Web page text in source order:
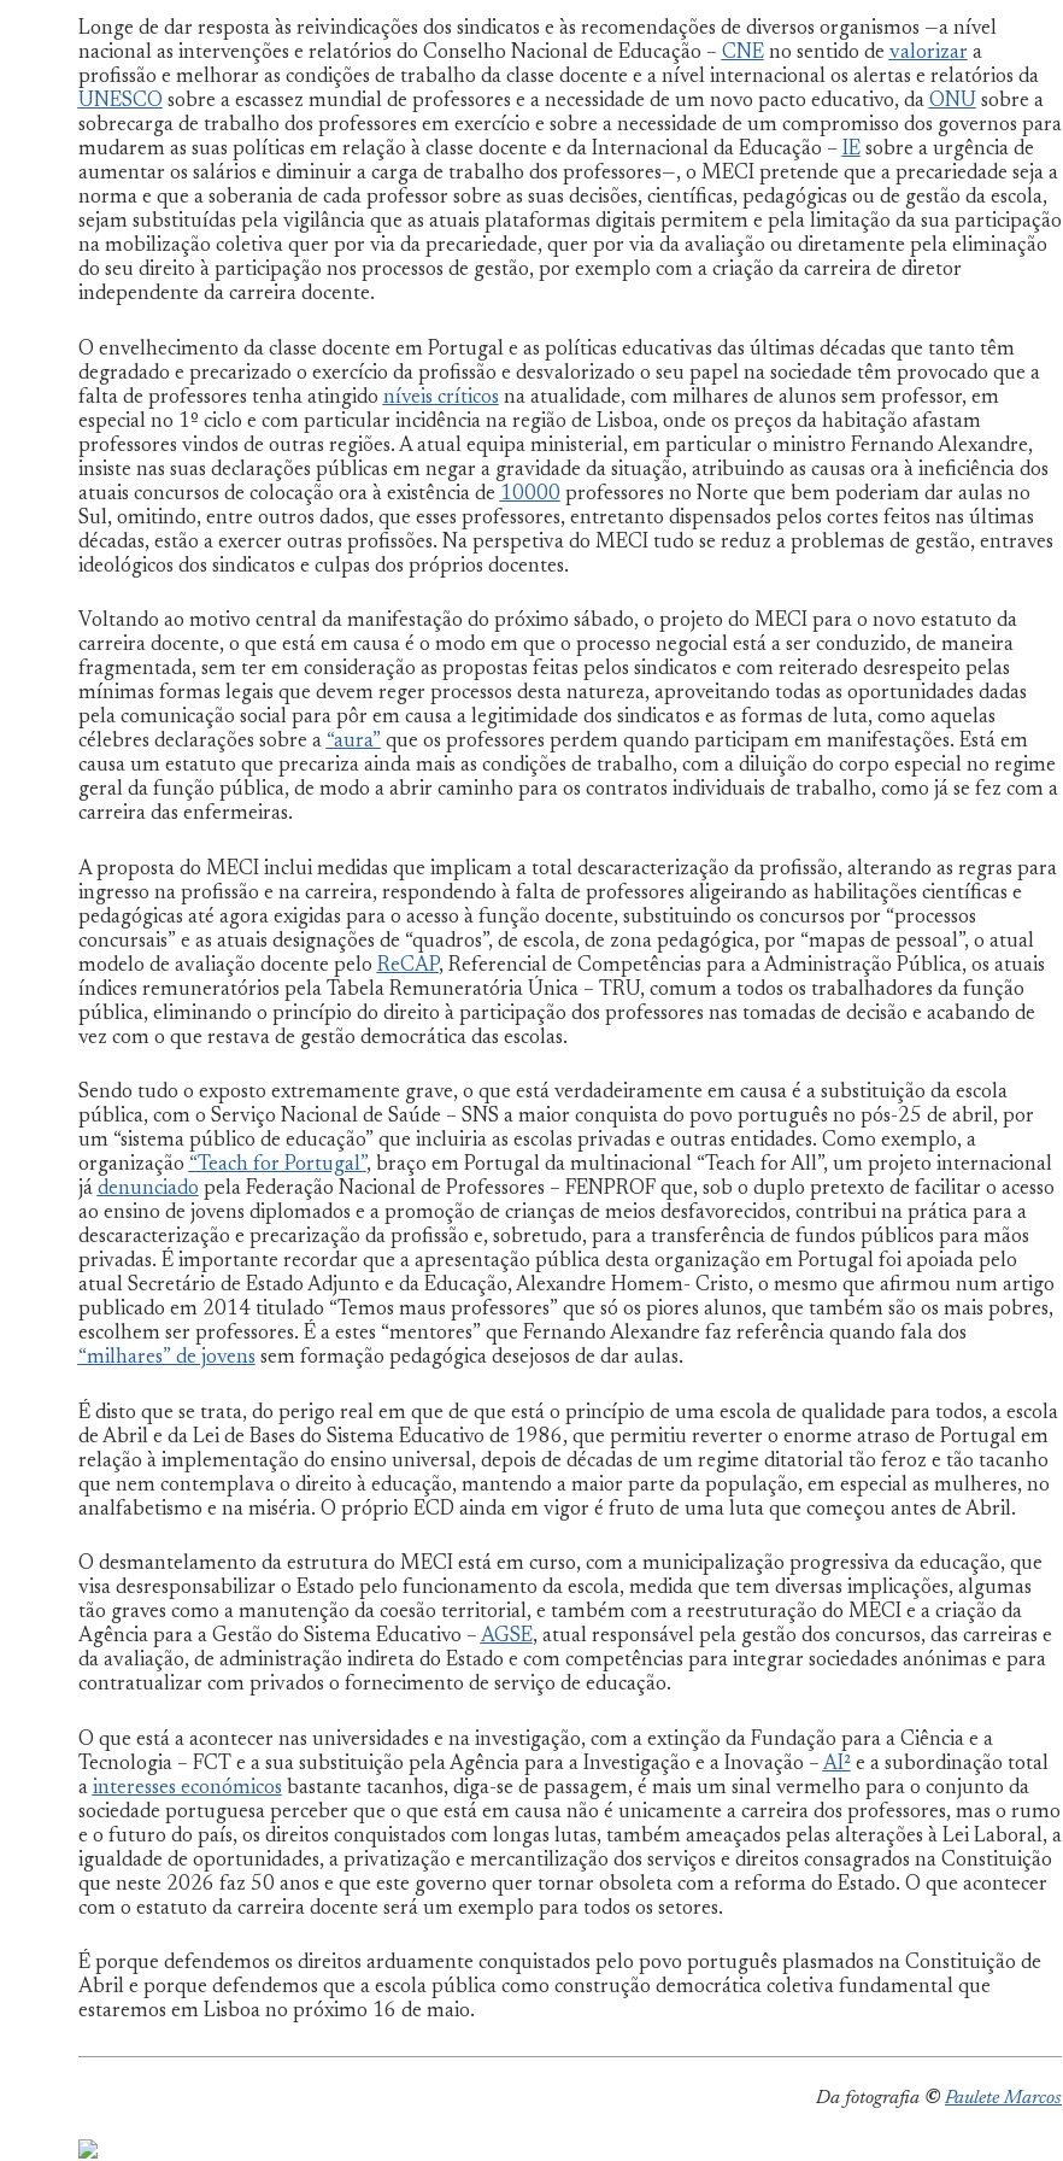
Longe de dar resposta às reivindicações dos sindicatos e às recomendações de diversos organismos —a nível
nacional as intervenções e relatórios do Conselho Nacional de Educação –CNEno sentido devalorizara
profissão e melhorar as condições de trabalho da classe docente e a nível internacional os alertas e relatórios da
UNESCOsobre a escassez mundial de professores e a necessidade de um novo pacto educativo, daONUsobre a
sobrecarga de trabalho dos professores em exercício e sobre a necessidade de um compromisso dos governos para
mudarem as suas políticas em relação à classe docente e da Internacional da Educação –IEsobre a urgência de
aumentar os salários e diminuir a carga de trabalho dos professores—, o MECI pretende que a precariedade seja a
norma e que a soberania de cada professor sobre as suas decisões, científicas, pedagógicas ou de gestão da escola,
sejam substituídas pela vigilância que as atuais plataformas digitais permitem e pela limitação da sua participação
na mobilização coletiva quer por via da precariedade, quer por via da avaliação ou diretamente pela eliminação
do seu direito à participação nos processos de gestão, por exemplo com a criação da carreira de diretor
independente da carreira docente.
O envelhecimento da classe docente em Portugal e as políticas educativas das últimas décadas que tanto têm
degradado e precarizado o exercício da profissão e desvalorizado o seu papel na sociedade têm provocado que a
falta de professores tenha atingido níveis críticos na atualidade, com milhares de alunos sem professor, em
especial no 1º ciclo e com particular incidência na região de Lisboa, onde os preços da habitação afastam
professores vindos de outras regiões. A atual equipa ministerial, em particular o ministro Fernando Alexandre,
insiste nas suas declarações públicas em negar a gravidade da situação, atribuindo as causas ora à ineficiência dos
atuais concursos de colocação ora à existência de 10000 professores no Norte que bem poderiam dar aulas no
Sul, omitindo, entre outros dados, que esses professores, entretanto dispensados pelos cortes feitos nas últimas
décadas, estão a exercer outras profissões. Na perspetiva do MECI tudo se reduz a problemas de gestão, entraves
ideológicos dos sindicatos e culpas dos próprios docentes.
Voltando ao motivo central da manifestação do próximo sábado, o projeto do MECI para o novo estatuto da
carreira docente, o que está em causa é o modo em que o processo negocial está a ser conduzido, de maneira
fragmentada, sem ter em consideração as propostas feitas pelos sindicatos e com reiterado desrespeito pelas
mínimas formas legais que devem reger processos desta natureza, aproveitando todas as oportunidades dadas
pela comunicação social para pôr em causa a legitimidade dos sindicatos e as formas de luta, como aquelas
célebres declarações sobre a“aura”que os professores perdem quando participam em manifestações. Está em
causa um estatuto que precariza ainda mais as condições de trabalho, com a diluição do corpo especial no regime
geral da função pública, de modo a abrir caminho para os contratos individuais de trabalho, como já se fez com a
carreira das enfermeiras.
A proposta do MECI inclui medidas que implicam a total descaracterização da profissão, alterando as regras para
ingresso na profissão e na carreira, respondendo à falta de professores aligeirando as habilitações científicas e
pedagógicas até agora exigidas para o acesso à função docente, substituindo os concursos por “processos
concursais” e as atuais designações de “quadros”, de escola, de zona pedagógica, por “mapas de pessoal”, o atual
modelo de avaliação docente pelo ReCAP, Referencial de Competências para a Administração Pública, os atuais
índices remuneratórios pela Tabela Remuneratória Única – TRU, comum a todos os trabalhadores da função
pública, eliminando o princípio do direito à participação dos professores nas tomadas de decisão e acabando de
vez com o que restava de gestão democrática das escolas.
Sendo tudo o exposto extremamente grave, o que está verdadeiramente em causa é a substituição da escola
pública, com o Serviço Nacional de Saúde – SNS a maior conquista do povo português no pós-25 de abril, por
um “sistema público de educação” que incluiria as escolas privadas e outras entidades. Como exemplo, a
organização“Teach for Portugal”, braço em Portugal da multinacional “Teach for All”, um projeto internacional
jádenunciadopela Federação Nacional de Professores – FENPROF que, sob o duplo pretexto de facilitar o acesso
ao ensino de jovens diplomados e a promoção de crianças de meios desfavorecidos, contribui na prática para a
descaracterização e precarização da profissão e, sobretudo, para a transferência de fundos públicos para mãos
privadas. É importante recordar que a apresentação pública desta organização em Portugal foi apoiada pelo
atual Secretário de Estado Adjunto e da Educação, Alexandre Homem- Cristo, o mesmo que afirmou num artigo
publicado em 2014 titulado “Temos maus professores” que só os piores alunos, que também são os mais pobres,
escolhem ser professores. É a estes “mentores” que Fernando Alexandre faz referência quando fala dos
“milhares” de jovenssem formação pedagógica desejosos de dar aulas.
É disto que se trata, do perigo real em que de que está o princípio de uma escola de qualidade para todos, a escola
de Abril e da Lei de Bases do Sistema Educativo de 1986, que permitiu reverter o enorme atraso de Portugal em
relação à implementação do ensino universal, depois de décadas de um regime ditatorial tão feroz e tão tacanho
que nem contemplava o direito à educação, mantendo a maior parte da população, em especial as mulheres, no
analfabetismo e na miséria. O próprio ECD ainda em vigor é fruto de uma luta que começou antes de Abril.
O desmantelamento da estrutura do MECI está em curso, com a municipalização progressiva da educação, que
visa desresponsabilizar o Estado pelo funcionamento da escola, medida que tem diversas implicações, algumas
tão graves como a manutenção da coesão territorial, e também com a reestruturação do MECI e a criação da
Agência para a Gestão do Sistema Educativo –AGSE, atual responsável pela gestão dos concursos, das carreiras e
da avaliação, de administração indireta do Estado e com competências para integrar sociedades anónimas e para
contratualizar com privados o fornecimento de serviço de educação.
O que está a acontecer nas universidades e na investigação, com a extinção da Fundação para a Ciência e a
Tecnologia – FCT e a sua substituição pela Agência para a Investigação e a Inovação – AI²e a subordinação total
a interesses económicos bastante tacanhos, diga-se de passagem, é mais um sinal vermelho para o conjunto da
sociedade portuguesa perceber que o que está em causa não é unicamente a carreira dos professores, mas o rumo
e o futuro do país, os direitos conquistados com longas lutas, também ameaçados pelas alterações à Lei Laboral, a
igualdade de oportunidades, a privatização e mercantilização dos serviços e direitos consagrados na Constituição
que neste 2026 faz 50 anos e que este governo quer tornar obsoleta com a reforma do Estado. O que acontecer
com o estatuto da carreira docente será um exemplo para todos os setores.
É porque defendemos os direitos arduamente conquistados pelo povo português plasmados na Constituição de
Abril e porque defendemos que a escola pública como construção democrática coletiva fundamental que
estaremos em Lisboa no próximo 16 de maio.
Da fotografia © Paulete Marcos